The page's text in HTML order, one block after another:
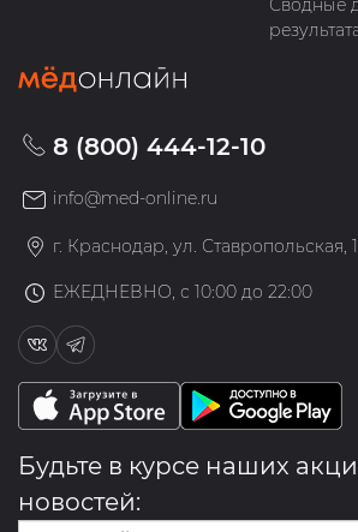
Сводные
8 (800) 444-12-10
info@med-online.ru
г. Краснодар, ул. Ставропольская,
ЕЖЕДНЕВНО, с 10:00 до 22:00
Будьте в курсе наших
новостей: